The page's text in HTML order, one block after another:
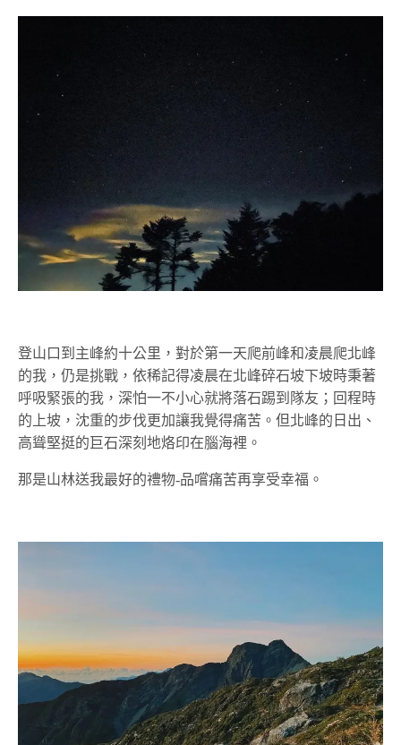
登山口到主峰約十公里，對於第一天爬前峰和凌晨爬北峰
的我，仍是挑戰，依稀記得凌晨在北峰碎石坡下坡時秉著
呼吸緊張的我，深怕一不小心就將落石踢到隊友；回程時
的上坡，沈重的步伐更加讓我覺得痛苦。但北峰的日出、
高聳堅挺的巨石深刻地烙印在腦海裡。
那是山林送我最好的禮物-品嚐痛苦再享受幸福。